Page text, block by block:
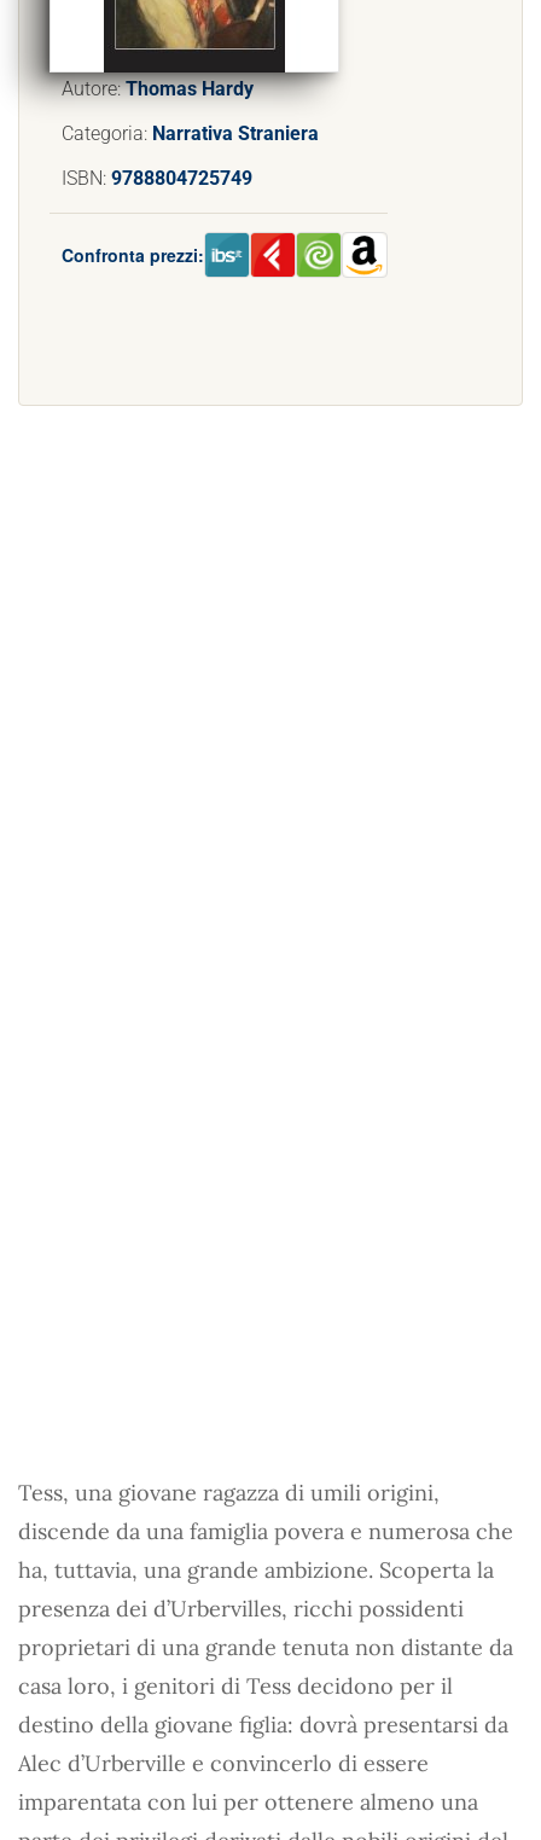
Autore:Thomas Hardy
Categoria: Narrativa Straniera
ISBN: 9788804725749
Confronta prezzi:
Tess, una giovane ragazza di umili origini,
discende da una famiglia povera e numerosa che
ha, tuttavia, una grande ambizione. Scoperta la
presenza dei d’Urbervilles, ricchi possidenti
proprietari di una grande tenuta non distante da
casa loro, i genitori di Tess decidono per il
destino della giovane figlia: dovrà presentarsi da
Alec d’Urberville e convincerlo di essere
imparentata con lui per ottenere almeno una